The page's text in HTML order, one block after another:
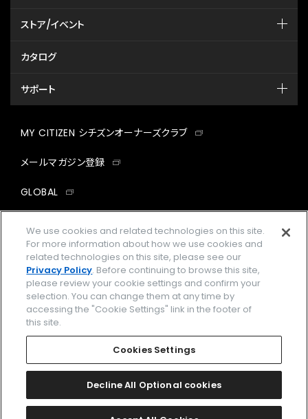
ストア/イベント
カタログ
サポート
MY CITIZEN シチズンオーナーズクラブ
メールマガジン登録
GLOBAL
facebookinstagramtwitter
企業情報 ご利用規約
プライバシーポリシー Cookies Settings
Amazon PayはAmazon.com, Inc.またはその関連会社の商標です。
We use cookies and related technologies on this site.
For more information about how we use cookies and
related technologies on this site, please see our
Privacy Policy. Before continuing to browse this site,
please review your cookie settings and confirm your
selection. You can change them at any time by
accessing the "Cookie Settings" link in the footer of
this site.
Cookies Settings
Decline All Optional cookies